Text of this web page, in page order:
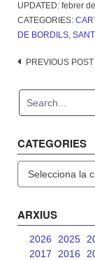
UPDATED: febrer
CATEGORIES:
DE BORDILS,
Post
PREVIOUS POST
CATEGORIES
ARXIUS
2026 2025
2017
2016